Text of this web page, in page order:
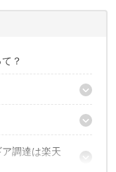
？
フィンガー
ゴパンツ
調達は楽天